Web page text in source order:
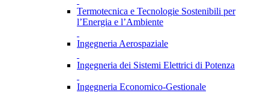
Termotecnica e Tecnologie Sostenibili per
l’Energia e l’Ambiente
Ingegneria Aerospaziale
Ingegneria dei Sistemi Elettrici di Potenza
Ingegneria Economico-Gestionale